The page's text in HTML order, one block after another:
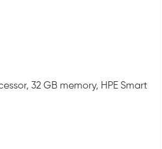
32 GB memory, HPE Smart